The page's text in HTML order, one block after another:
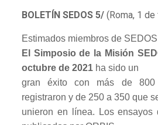
BOLETÍN SEDOS 5/(Roma, 1
Estimados miembros de
El Simposio de la Misión
octubre de 2021ha sido un
gran éxito con más de 800
registraron y de 250 a 350 que
unieron en línea. Los ensayos